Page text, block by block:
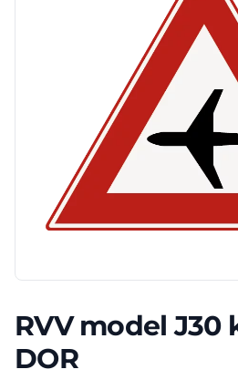
RVV model J30
DOR